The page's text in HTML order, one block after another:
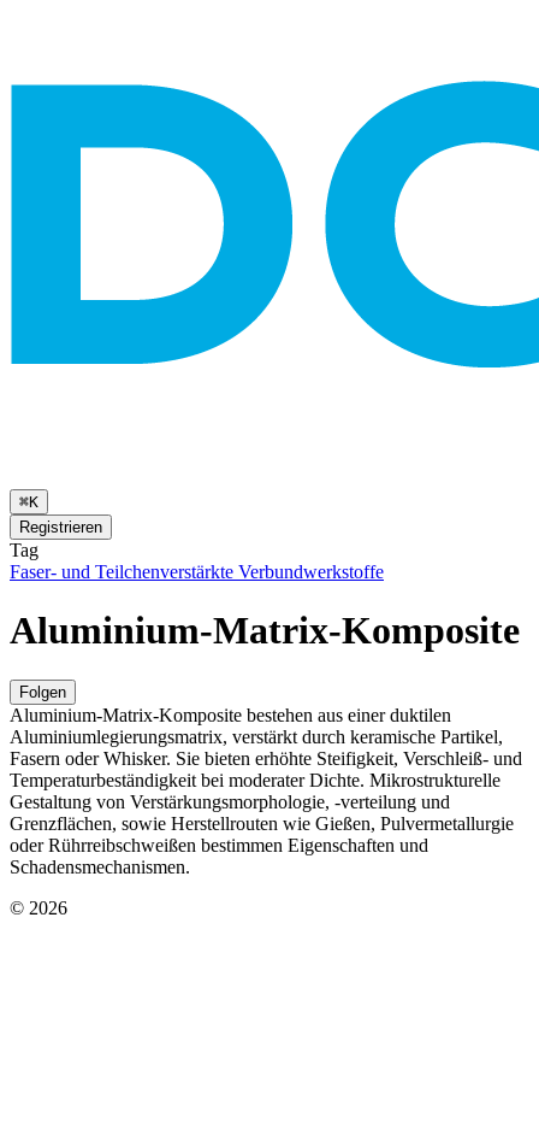
⌘K
Registrieren
Tag
Faser- und Teilchenverstärkte Verbundwerkstoffe
Aluminium-Matrix-Komposite
Folgen
Aluminium-Matrix-Komposite bestehen aus einer duktilen
Aluminiumlegierungsmatrix, verstärkt durch keramische Partikel,
Fasern oder Whisker. Sie bieten erhöhte Steifigkeit, Verschleiß- und
Temperaturbeständigkeit bei moderater Dichte. Mikrostrukturelle
Gestaltung von Verstärkungsmorphologie, -verteilung und
Grenzflächen, sowie Herstellrouten wie Gießen, Pulvermetallurgie
oder Rührreibschweißen bestimmen Eigenschaften und
Schadensmechanismen.
© 2026